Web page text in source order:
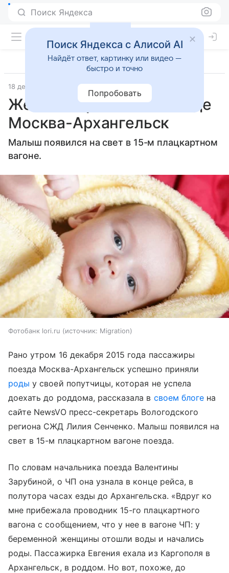
Поиск Яндекса
18 декабря 2015 Материал подготовила Татьяна Щеглова
Женщина родила в поезде
Москва-Архангельск
Малыш появился на свет в 15-м плацкартном
вагоне.
Фотобанк lori.ru источник: Migration
Рано утром 16 декабря 2015 года пассажиры
поезда Москва-Архангельск успешно приняли
роды у своей попутчицы, которая не успела
доехать до роддома, рассказала в своем блоге на
сайте NewsVO пресс-секретарь Вологодского
региона СЖД Лилия Сенченко. Малыш появился на
свет в 15-м плацкартном вагоне поезда.
По словам начальника поезда Валентины
Зарубиной, о ЧП она узнала в конце рейса, в
полутора часах езды до Архангельска. «Вдруг ко
мне прибежала проводник 15-го плацкартного
вагона с сообщением, что у нее в вагоне ЧП: у
беременной женщины отошли воды и начались
роды. Пассажирка Евгения ехала из Каргополя в
Архангельск, в роддом. Но вот, похоже, до
Поиск Яндекса с Алисой AI
Найдёт ответ, картинку или видео —
быстро и точно
Попробовать